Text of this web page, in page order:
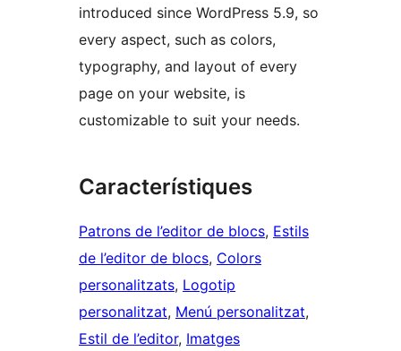
introduced since WordPress 5.9, so
every aspect, such as colors,
typography, and layout of every
page on your website, is
customizable to suit your needs.
Característiques
Patrons de l’editor de blocs, Estils
de l’editor de blocs, Colors
personalitzats, Logotip
personalitzat, Menú personalitzat
Estil de l’editor, Imatges